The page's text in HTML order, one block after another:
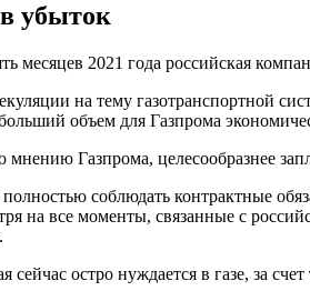
убыток
месяцев 2021 года российская
на тему газотранспортной
объем для Газпрома
мнению Газпрома, целесообразнее
соблюдать контрактные
на все моменты, связанные с
сейчас остро нуждается в газе, за